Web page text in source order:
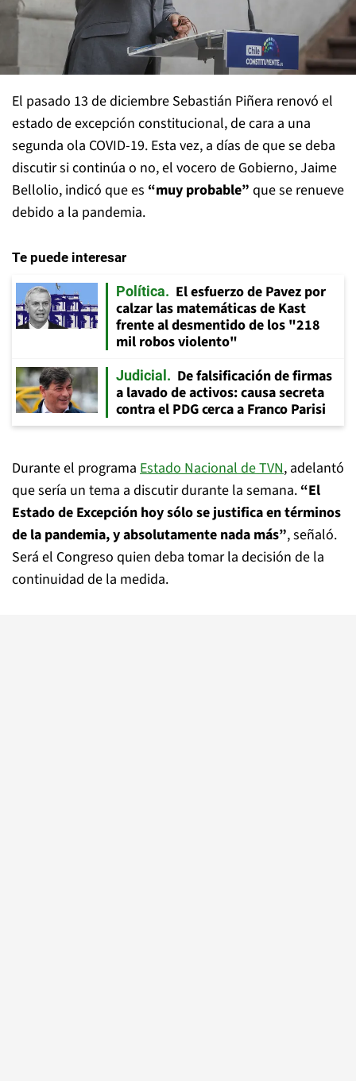
El pasado 13 de diciembre Sebastián Piñera renovó el
estado de excepción constitucional, de cara a una
segunda ola COVID-19. Esta vez, a días de que se deba
discutir si continúa o no, el vocero de Gobierno, Jaime
Bellolio, indicó que es “muy probable” que se renueve
debido a la pandemia.
Te puede interesar
Política
El esfuerzo de Pavez por
calzar las matemáticas de Kast
frente al desmentido de los "218
mil robos violento"
Judicial
De falsificación de firmas
a lavado de activos: causa secreta
contra el PDG cerca a Franco Parisi
Durante el programa Estado Nacional de TVN, adelantó
que sería un tema a discutir durante la semana. “El
Estado de Excepción hoy sólo se justifica en términos
de la pandemia, y absolutamente nada más”, señaló.
Será el Congreso quien deba tomar la decisión de la
continuidad de la medida.